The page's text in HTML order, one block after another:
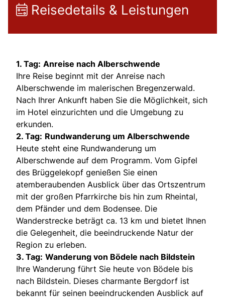
Reisedetails & Leistungen
1. Tag: Anreise nach Alberschwende
Ihre Reise beginnt mit der Anreise nach
Alberschwende im malerischen Bregenzerwald.
Nach Ihrer Ankunft haben Sie die Möglichkeit, sich
im Hotel einzurichten und die Umgebung zu
erkunden.
2. Tag: Rundwanderung um Alberschwende
Heute steht eine Rundwanderung um
Alberschwende auf dem Programm. Vom Gipfel
des Brüggelekopf genießen Sie einen
atemberaubenden Ausblick über das Ortszentrum
mit der großen Pfarrkirche bis hin zum Rheintal,
dem Pfänder und dem Bodensee. Die
Wanderstrecke beträgt ca. 13 km und bietet Ihnen
die Gelegenheit, die beeindruckende Natur der
Region zu erleben.
3. Tag: Wanderung von Bödele nach Bildstein
Ihre Wanderung führt Sie heute von Bödele bis
nach Bildstein. Dieses charmante Bergdorf ist
bekannt für seinen beeindruckenden Ausblick auf